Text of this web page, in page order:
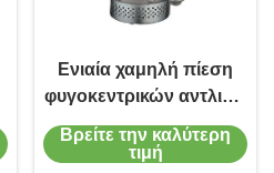
Ενιαία χαμηλή πίεση
φυγοκεντρικών αντλιών
SS304 σκηνικής ενιαία
αναρρόφησης QDX
Βρείτε την καλύτερη
τιμή